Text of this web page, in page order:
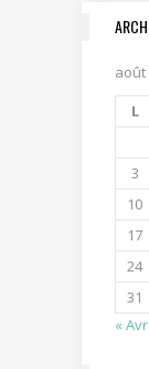
août
L
3
10
17
24
31
« Avr